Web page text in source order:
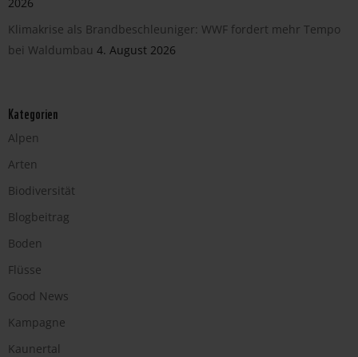
Klimakrise als Brandbeschleuniger: WWF fordert mehr Tempo
bei Waldumbau 4. August 2026
Kategorien
Alpen
Arten
Biodiversität
Blogbeitrag
Boden
Flüsse
Good News
Kampagne
Kaunertal